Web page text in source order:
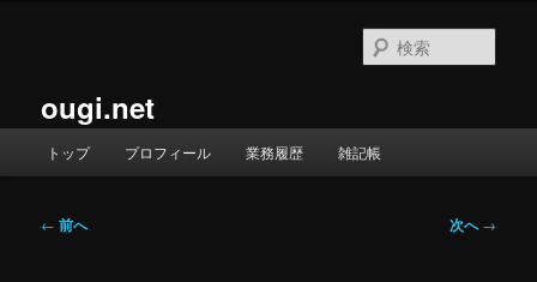
ougi.net
索
トップ プロフィール 業務履歴 雑記帳
投
← 前へ 次へ→